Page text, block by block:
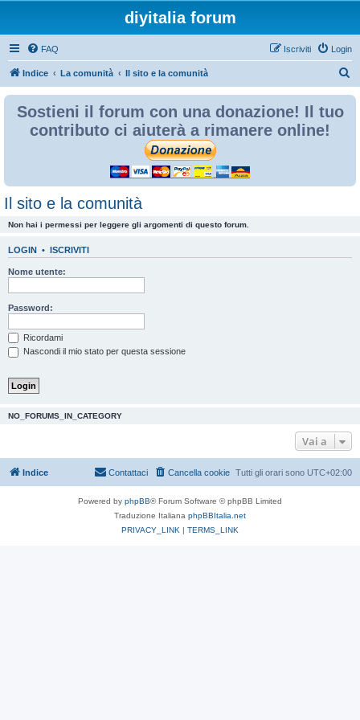
diyitalia forum
FAQ Login
Iscriviti
Indice La comunità Il sito e la comunità
Sostieni il forum con una donazione! Il tuo
contributo ci aiuterà a rimanere online!
Il sito e la comunità
Non hai i permessi per leggere gli argomenti di questo forum.
LOGIN • ISCRIVITI
Nome utente:
Password:
Ricordami
Nascondi il mio stato per questa sessione
NO_FORUMS_IN_CATEGORY
Vai a
Indice Tutti gli orari sono UTC+02:00
Cancella cookie
Contattaci
Powered by phpBB® Forum Software © phpBB Limited
Traduzione Italiana phpBBItalia.net
PRIVACY_LINK | TERMS_LINK